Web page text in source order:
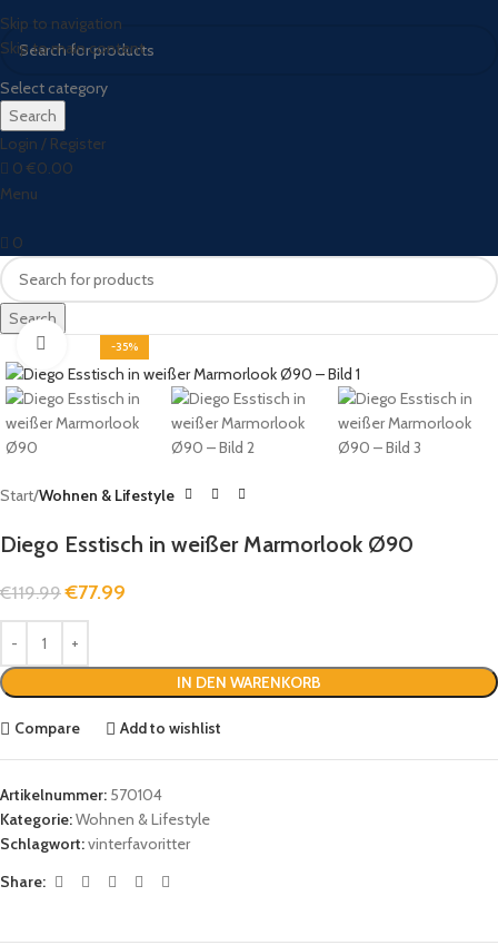
Skip to navigation
Skip to main content
Select category
Search
Login / Register
0 €0.00
Menu
0
Search
-35%
Click to enlarge
Start Wohnen & Lifestyle
Diego Esstisch in weißer Marmorlook Ø90
€119.99 €77.99
IN DEN WARENKORB
Compare Add to wishlist
Artikelnummer: 570104
Kategorie:Wohnen & Lifestyle
Schlagwort:vinterfavoritter
Share: